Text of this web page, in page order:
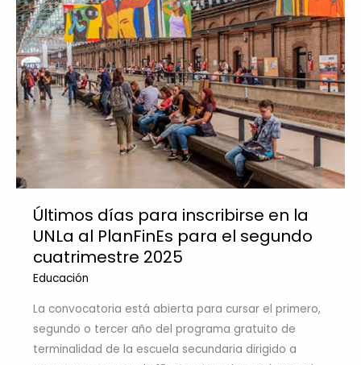
Últimos días para inscribirse en la
UNLa al PlanFinEs para el segundo
cuatrimestre 2025
Educación
La convocatoria está abierta para cursar el primero,
segundo o tercer año del programa gratuito de
terminalidad de la escuela secundaria dirigido a